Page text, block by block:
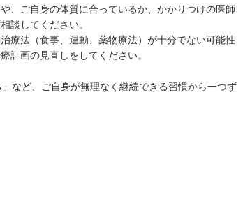
、ご自身の体質に合っているか、かかりつけの医師
談してください。
療法（食事、運動、薬物療法）が十分でない可能性
計画の見直しをしてください。
など、ご自身が無理なく継続できる習慣から一つず